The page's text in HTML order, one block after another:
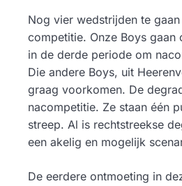
Nog vier wedstrijden te
competitie. Onze Boys gaan
in de derde periode om
Die andere Boys, uit
graag voorkomen. De
nacompetitie. Ze staan één
streep. Al is rechtstreekse
een akelig en mogelijk
De eerdere ontmoeting in